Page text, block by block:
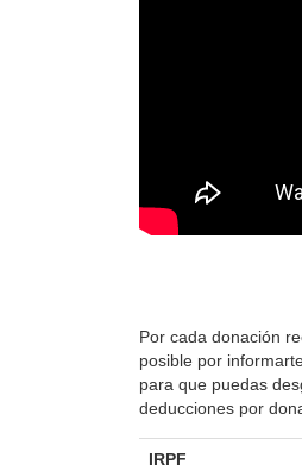
Por cada donación
posible por
para que puedas
deducciones por
IRPF